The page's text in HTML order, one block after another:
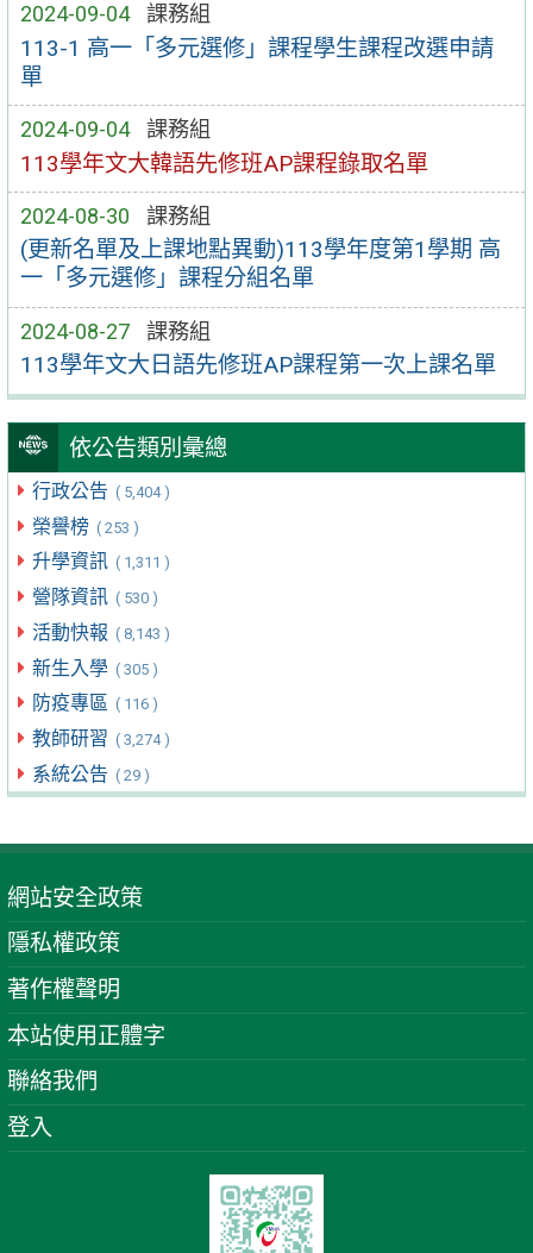
2024-09-04 課務組
113-1 高一「多元選修」課程學生課程改選申請
單
2024-09-04 課務組
113學年文大韓語先修班AP課程錄取名單
2024-08-30 課務組
(更新名單及上課地點異動)113學年度第1學期 高
一「多元選修」課程分組名單
2024-08-27 課務組
113學年文大日語先修班AP課程第一次上課名單
依公告類別彙總
行政公告 ( 5,404 )
榮譽榜 ( 253 )
升學資訊 ( 1,311 )
營隊資訊 ( 530 )
活動快報 ( 8,143 )
新生入學 ( 305 )
防疫專區 ( 116 )
教師研習 ( 3,274 )
系統公告 ( 29 )
網站安全政策
隱私權政策
著作權聲明
本站使用正體字
聯絡我們
登入